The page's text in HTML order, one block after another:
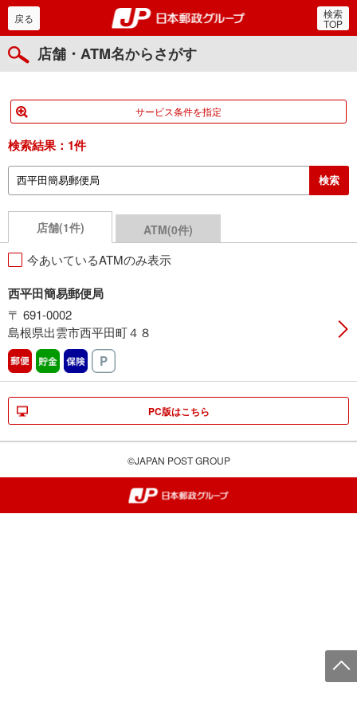
郵便局・日本郵政グルー
戻る 検索
TOP
店舗・ATM名からさがす
サービス条件を指定
検索結果： 1件
店舗(1件) ATM(0件)
今あいているATMのみ表示
西平田簡易郵便局
〒 691-0002
島根県出雲市西平田町４８
郵便 貯金 保険
PC版はこちら
©JAPAN POST GROUP